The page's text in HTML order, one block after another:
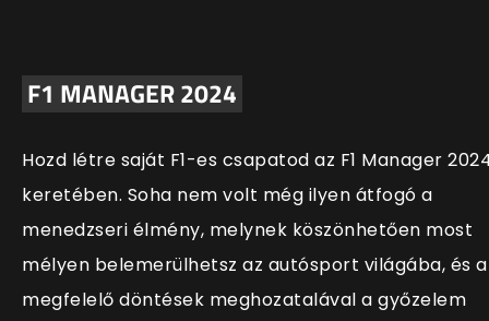
F1 MANAGER 2024
Hozd létre saját F1-es csapatod az F1 Manager
keretében. Soha nem volt még ilyen átfogó a
menedzseri élmény, melynek köszönhetően most
mélyen belemerülhetsz az autósport világába, és a
megfelelő döntések meghozatalával a győzelem